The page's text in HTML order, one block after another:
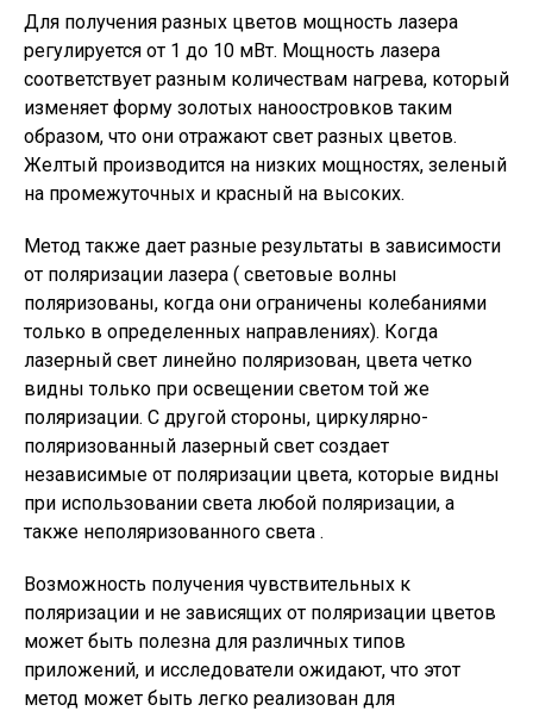
Для получения разных цветов мощность лазера
регулируется от 1 до 10 мВт. Мощность лазера
соответствует разным количествам нагрева, который
изменяет форму золотых наноостровков таким
образом, что они отражают свет разных цветов.
Желтый производится на низких мощностях, зеленый
на промежуточных и красный на высоких.
Метод также дает разные результаты в зависимости
от поляризации лазера ( световые волны
поляризованы, когда они ограничены колебаниями
только в определенных направлениях). Когда
лазерный свет линейно поляризован, цвета четко
видны только при освещении светом той же
поляризации. С другой стороны, циркулярно-
поляризованный лазерный свет создает
независимые от поляризации цвета, которые видны
при использовании света любой поляризации, а
также неполяризованного света .
Возможность получения чувствительных к
поляризации и не зависящих от поляризации цветов
может быть полезна для различных типов
приложений, и исследователи ожидают, что этот
метод может быть легко реализован для